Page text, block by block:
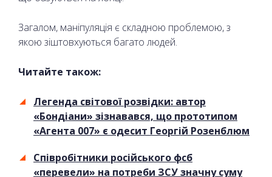
Загалом, маніпуляція є складною проблемою, з
якою зіштовхуються багато людей.
Читайте також:
Легенда світової розвідки: автор
«Бондіани» зізнавався, що прототипом
«Агента 007» є одесит Георгій Розенблюм
Співробітники російського фсб
«перевели» на потреби ЗСУ значну суму